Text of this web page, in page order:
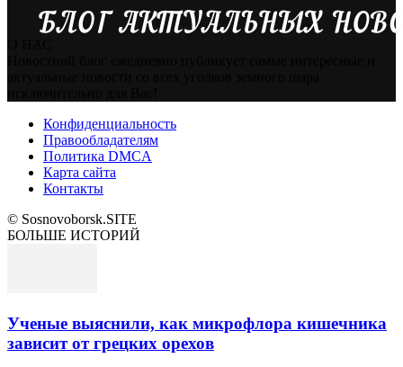
Конфиденциальность
Правообладателям
Политика DMCA
Карта сайта
Контакты
© Sosnovoborsk.SITE
БОЛЬШЕ ИСТОРИЙ
Ученые выяснили, как микрофлора кишечника
зависит от грецких орехов